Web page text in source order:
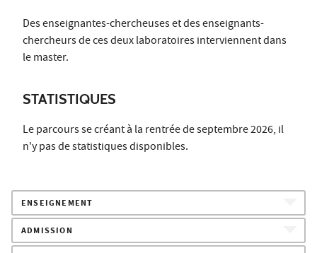
Des enseignantes-chercheuses et des enseignants-
chercheurs de ces deux laboratoires interviennent dans
le master.
STATISTIQUES
Le parcours se créant à la rentrée de septembre 2026, il
n'y pas de statistiques disponibles.
ENSEIGNEMENT
ADMISSION